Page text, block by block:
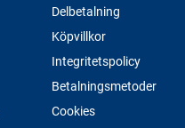
Delbetalning
Köpvillkor
Integritetspolicy
Betalningsmetoder
Cookies